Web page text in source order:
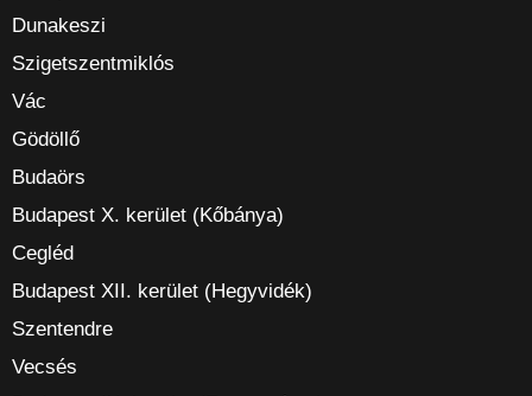
Dunakeszi
Szigetszentmiklós
Vác
Gödöllő
Budaörs
Budapest X. kerület (Kőbánya)
Cegléd
Budapest XII. kerület (Hegyvidék)
Szentendre
Vecsés